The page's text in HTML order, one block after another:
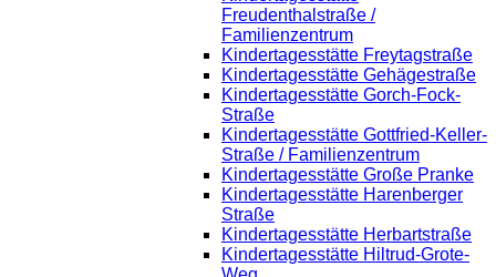
Freudenthalstraße /
Familienzentrum
Kindertagesstätte Freytagstraße
Kindertagesstätte Gehägestraße
Kindertagesstätte Gorch-Fock-
Straße
Kindertagesstätte Gottfried-Keller-
Straße / Familienzentrum
Kindertagesstätte Große Pranke
Kindertagesstätte Harenberger
Straße
Kindertagesstätte Herbartstraße
Kindertagesstätte Hiltrud-Grote-